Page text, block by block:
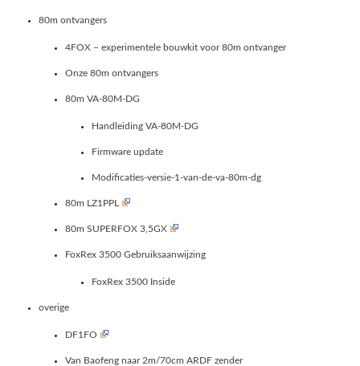
80m ontvangers
4FOX – experimentele bouwkit voor 80m ontvanger
Onze 80m ontvangers
80m VA-80M-DG
Handleiding VA-80M-DG
Firmware update
Modificaties-versie-1-van-de-va-80m-dg
80m LZ1PPL
80m SUPERFOX 3,5GX
FoxRex 3500 Gebruiksaanwijzing
FoxRex 3500 Inside
overige
DF1FO
Van Baofeng naar 2m/70cm ARDF zender